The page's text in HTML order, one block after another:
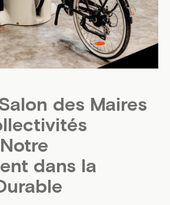
des Maires
dans la